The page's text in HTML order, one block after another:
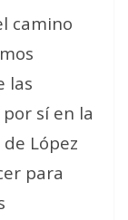
camino
las
sí en la
López
para